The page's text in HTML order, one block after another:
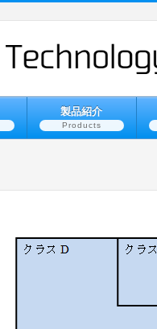
製品紹介
Products